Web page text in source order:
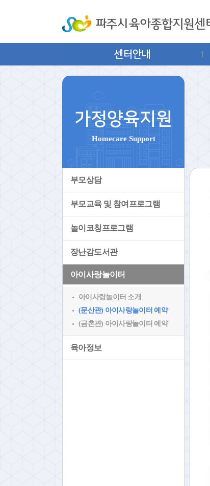
센터안내
가정양육지원
Homecare Support
부모상담
부모교육 및 참여프로그램
놀이코칭프로그램
장난감도서관
아이사랑놀이터
아이사랑놀이터 소개
(문산관) 아이사랑놀이터 예약
(금촌관) 아이사랑놀이터 예약
육아정보